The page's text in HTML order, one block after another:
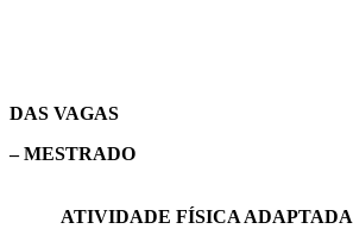
DAS VAGAS
– MESTRADO
ATIVIDADE FÍSICA ADAPTADA